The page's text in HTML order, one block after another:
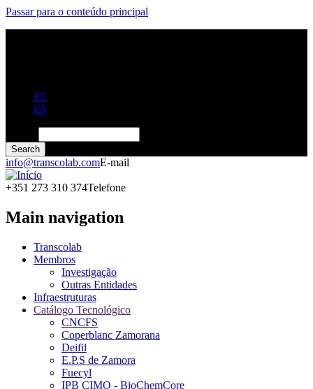
Passar para o conteúdo principal
PT
ES
info@transcolab.comE-mail
+351 273 310 374Telefone
Main navigation
Transcolab
Membros
Investigação
Outras Entidades
Infraestruturas
Catálogo Tecnológico
CNCFS
Coperblanc Zamorana
Deifil
E.P.S de Zamora
Fuecyl
IPB CIMO - BioChemCore